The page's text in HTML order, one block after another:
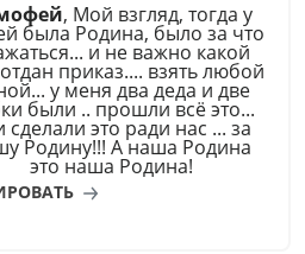
, Мой взгляд, тогда у
была Родина, было за что
и не важно какой
приказ.... взять любой
у меня два деда и две
были .. прошли всё это...
сделали это ради нас ... за
Родину!!! А наша Родина
это наша Родина!